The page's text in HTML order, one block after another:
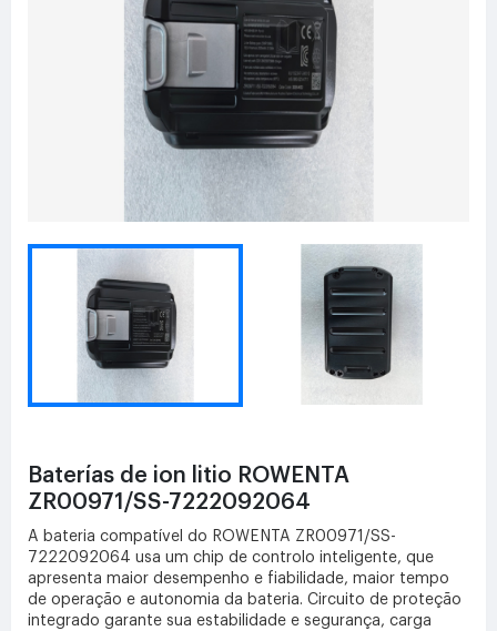
Baterías de ion litio ROWENTA
ZR00971/SS-7222092064
A bateria compatível do ROWENTA ZR00971/SS-
7222092064 usa um chip de controlo inteligente, que
apresenta maior desempenho e fiabilidade, maior tempo
de operação e autonomia da bateria. Circuito de proteção
integrado garante sua estabilidade e segurança, carga